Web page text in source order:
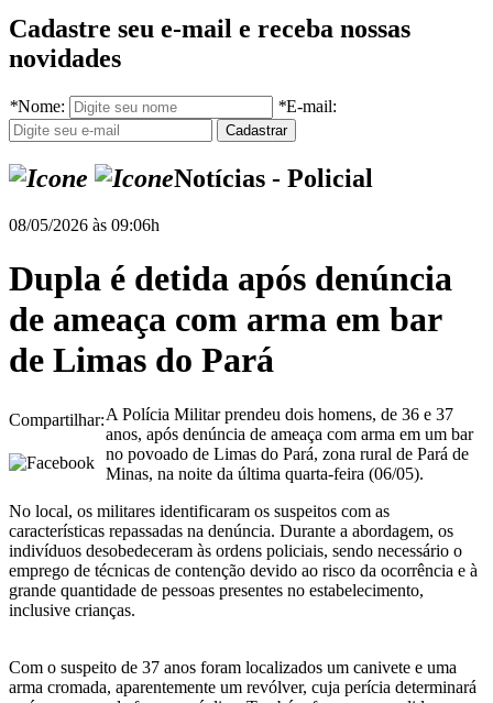
Cadastre seu e-mail e receba nossas
novidades
*Nome: *E-mail:
Notícias - Policial
08/05/2026 às 09:06h
Dupla é detida após denúncia
de ameaça com arma em bar
de Limas do Pará
Compartilhar:A Polícia Militar prendeu dois homens, de 36 e 37
anos, após denúncia de ameaça com arma em um bar
no povoado de Limas do Pará, zona rural de Pará de
Minas, na noite da última quarta-feira (06/05).
No local, os militares identificaram os suspeitos com as
características repassadas na denúncia. Durante a abordagem, os
indivíduos desobedeceram às ordens policiais, sendo necessário o
emprego de técnicas de contenção devido ao risco da ocorrência e à
grande quantidade de pessoas presentes no estabelecimento,
inclusive crianças.
Com o suspeito de 37 anos foram localizados um canivete e uma
arma cromada, aparentemente um revólver, cuja perícia determinará